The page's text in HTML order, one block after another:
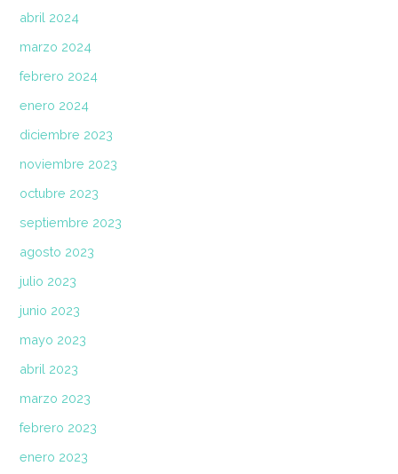
abril 2024
marzo 2024
febrero 2024
enero 2024
diciembre 2023
noviembre 2023
octubre 2023
septiembre 2023
agosto 2023
julio 2023
junio 2023
mayo 2023
abril 2023
marzo 2023
febrero 2023
enero 2023